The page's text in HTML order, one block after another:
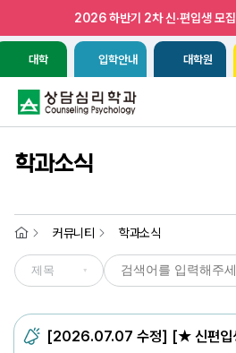
대학 입학안내 대학원
2026 하반기 2차 신·편입생 모집
학과소식
커뮤니티 학과소식